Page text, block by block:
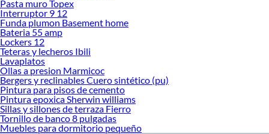
Pasta muro Topex
Interruptor 9 12
Funda plumon Basement home
Bateria 55 amp
Lockers 12
Teteras y lecheros Ibili
Lavaplatos
Ollas a presion Marmicoc
Bergers y reclinables Cuero sintético (pu)
Pintura para pisos de cemento
Pintura epoxica Sherwin williams
Sillas y sillones de terraza Fierro
Tornillo de banco 8 pulgadas
Muebles para dormitorio pequeño